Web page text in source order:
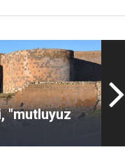
"mutluyuz